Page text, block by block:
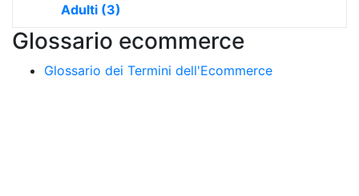
Adulti (3)
Glossario ecommerce
Glossario dei Termini dell'Ecommerce